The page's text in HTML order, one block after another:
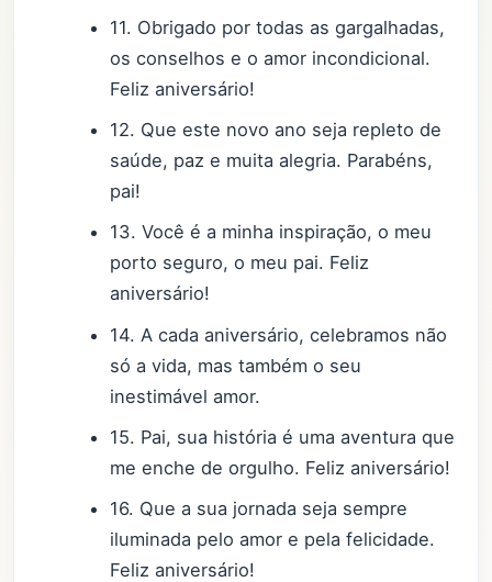
11. Obrigado por todas as gargalhadas,
os conselhos e o amor incondicional.
Feliz aniversário!
12. Que este novo ano seja repleto de
saúde, paz e muita alegria. Parabéns,
pai!
13. Você é a minha inspiração, o meu
porto seguro, o meu pai. Feliz
aniversário!
14. A cada aniversário, celebramos não
só a vida, mas também o seu
inestimável amor.
15. Pai, sua história é uma aventura que
me enche de orgulho. Feliz aniversário!
16. Que a sua jornada seja sempre
iluminada pelo amor e pela felicidade.
Feliz aniversário!